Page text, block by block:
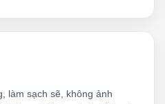
làm sạch sẽ, không ảnh